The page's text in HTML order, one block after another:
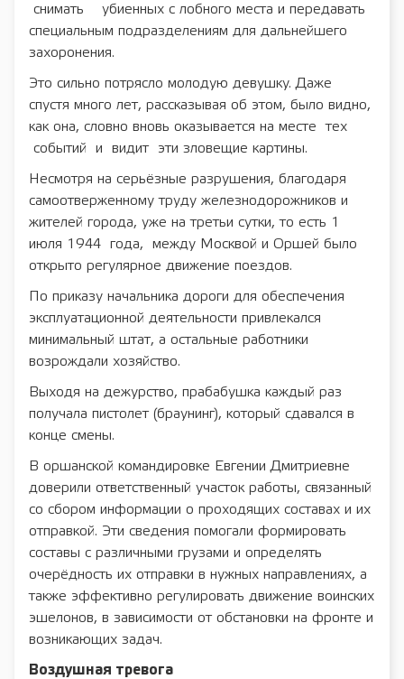
снимать убиенных с лобного места и передавать
специальным подразделениям для дальнейшего
захоронения.
Это сильно потрясло молодую девушку. Даже
спустя много лет, рассказывая об этом, было видно,
как она, словно вновь оказывается на месте тех
событий и видит эти зловещие картины.
Несмотря на серьёзные разрушения, благодаря
самоотверженному труду железнодорожников и
жителей города, уже на третьи сутки, то есть 1
июля 1944 года, между Москвой и Оршей было
открыто регулярное движение поездов.
По приказу начальника дороги для обеспечения
эксплуатационной деятельности привлекался
минимальный штат, а остальные работники
возрождали хозяйство.
Выходя на дежурство, прабабушка каждый раз
получала пистолет (браунинг), который сдавался в
конце смены.
В оршанской командировке Евгении Дмитриевне
доверили ответственный участок работы, связанный
со сбором информации о проходящих составах и их
отправкой. Эти сведения помогали формировать
составы с различными грузами и определять
очерёдность их отправки в нужных направлениях, а
также эффективно регулировать движение воинских
эшелонов, в зависимости от обстановки на фронте и
возникающих задач.
Воздушная тревога